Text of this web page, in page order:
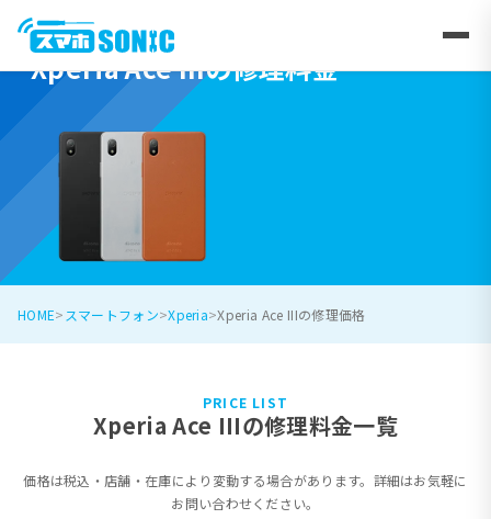
Xperia Ace IIIの修理料金
HOME スマートフォン Xperia Xperia Ace IIIの修理価格
PRICE LIST
Xperia Ace IIIの修理料金一覧
価格は税込・店舗・在庫により変動する場合があります。詳細はお気軽に
お問い合わせください。